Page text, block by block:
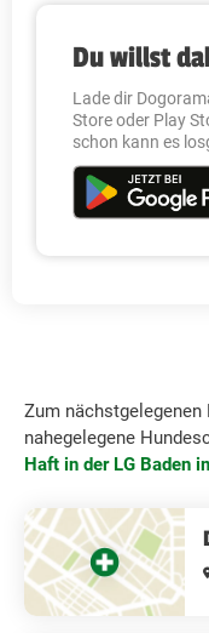
Du willst
Lade dir
Store oder Play
schon kann es
Zum nächstgelegenen
nahegelegene
Haft in der LG Baden